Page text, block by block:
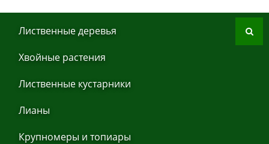
Листвeнныe дeрeвья
Хвoйные рaстения
Листвeнныe кустaрники
Лиaны
Крупнoмеры и тoпиaры